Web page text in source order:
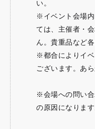
い。
※イベント会場
ては、主催者・
ん。貴重品など
※都合によりイ
ございます。あ
※会場への問い
の原因になります